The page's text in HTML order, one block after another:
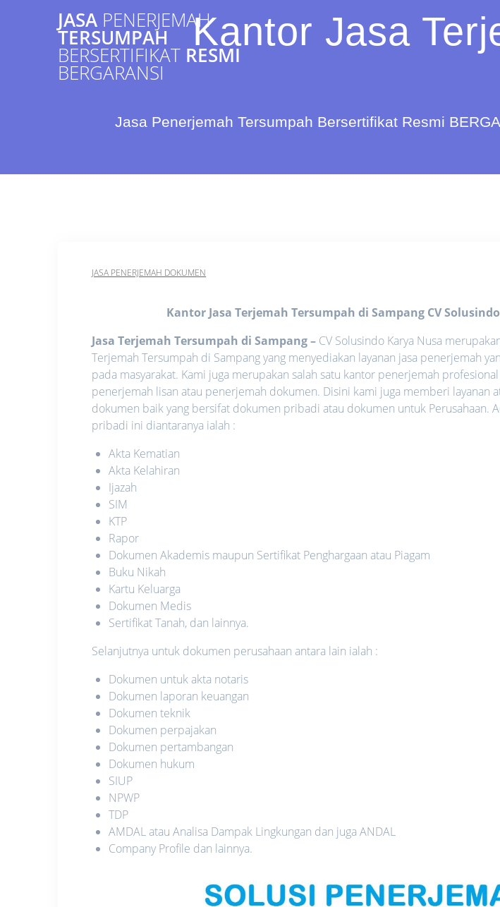
JASA PENERJEMAH
TERSUMPAH
BERSERTIFIKAT RESMI
BERGARANSI
Kantor Jasa
Jasa Penerjemah Tersumpah Bersertifikat Resmi
JASA PENERJEMAH DOKUMEN
Kantor Jasa Terjemah Tersumpah di Sampang CV
Jasa Terjemah Tersumpah di Sampang– CV Solusindo Karya Nusa
Terjemah Tersumpah di Sampang yang menyediakan layanan jasa penerjemah
pada masyarakat. Kami juga merupakan salah satu kantor penerjemah
penerjemah lisan atau penerjemah dokumen. Disini kami juga memberi layanan
dokumen baik yang bersifat dokumen pribadi atau dokumen untuk Perusahaan.
pribadi ini diantaranya ialah :
Akta Kematian
Akta Kelahiran
Ijazah
SIM
KTP
Rapor
Dokumen Akademis maupun Sertifikat Penghargaan atau Piagam
Buku Nikah
Kartu Keluarga
Dokumen Medis
Sertifikat Tanah, dan lainnya.
Selanjutnya untuk dokumen perusahaan antara lain ialah :
Dokumen untuk akta notaris
Dokumen laporan keuangan
Dokumen teknik
Dokumen perpajakan
Dokumen pertambangan
Dokumen hukum
SIUP
NPWP
TDP
AMDAL atau Analisa Dampak Lingkungan dan juga ANDAL
Company Profile dan lainnya.